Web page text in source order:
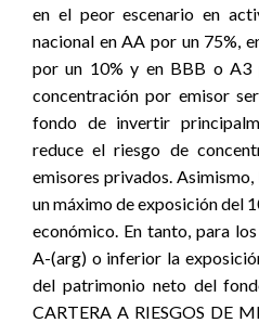
en el peor escenario en
nacional en AA por un 75%,
por un 10% y en BBB o A3
concentración por emisor
fondo de invertir
reduce el riesgo de
emisores privados.
un máximo de exposición del
económico. En tanto, para
A-(arg) o inferior la
del patrimonio neto del
CARTERA A RIESGOS DE